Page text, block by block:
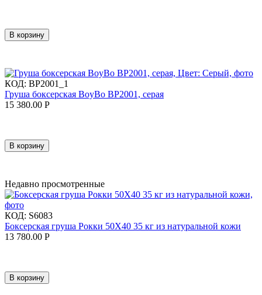
В корзину
КОД: BP2001_1
Груша боксерская BoyBo BP2001, серая
15 380.00 Р
В корзину
Недавно просмотренные
КОД: S6083
Боксерская груша Рокки 50X40 35 кг из натуральной кожи
13 780.00 Р
В корзину